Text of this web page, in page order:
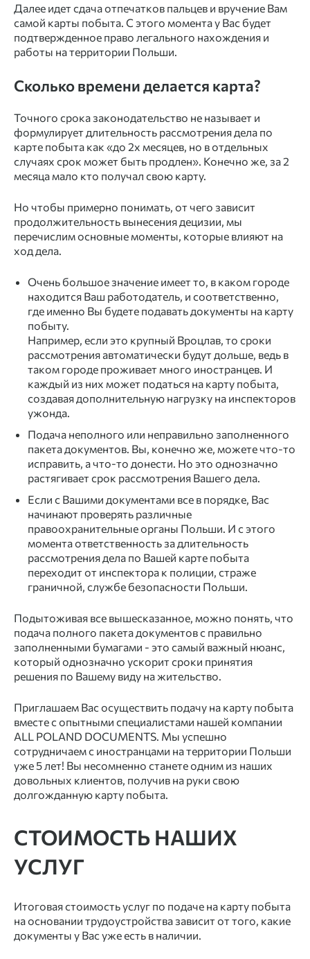
Далее идет сдача отпечатков пальцев и вручение Вам
самой карты побыта. С этого момента у Вас будет
подтвержденное право легального нахождения и
работы на территории Польши.
Сколько времени делается карта?
Точного срока законодательство не называет и
формулирует длительность рассмотрения дела по
карте побыта как «до 2х месяцев, но в отдельных
случаях срок может быть продлен». Конечно же, за 2
месяца мало кто получал свою карту.
Но чтобы примерно понимать, от чего зависит
продолжительность вынесения децизии, мы
перечислим основные моменты, которые влияют на
ход дела.
Очень большое значение имеет то, в каком городе
находится Ваш работодатель, и соответственно,
где именно Вы будете подавать документы на карту
побыту.
Например, если это крупный Вроцлав, то сроки
рассмотрения автоматически будут дольше, ведь в
таком городе проживает много иностранцев. И
каждый из них может податься на карту побыта,
создавая дополнительную нагрузку на инспекторов
ужонда.
Подача неполного или неправильно заполненного
пакета документов. Вы, конечно же, можете что-то
исправить, а что-то донести. Но это однозначно
растягивает срок рассмотрения Вашего дела.
Если с Вашими документами все в порядке, Вас
начинают проверять различные
правоохранительные органы Польши. И с этого
момента ответственность за длительность
рассмотрения дела по Вашей карте побыта
переходит от инспектора к полиции, страже
граничной, службе безопасности Польши.
Подытоживая все вышесказанное, можно понять, что
подача полного пакета документов с правильно
заполненными бумагами - это самый важный нюанс,
который однозначно ускорит сроки принятия
решения по Вашему виду на жительство.
Приглашаем Вас осуществить подачу на карту побыта
вместе с опытными специалистами нашей компании
ALL POLAND DOCUMENTS. Мы успешно
сотрудничаем с иностранцами на территории Польши
уже 5 лет! Вы несомненно станете одним из наших
довольных клиентов, получив на руки свою
долгожданную карту побыта.
СТОИМОСТЬ НАШИХ
УСЛУГ
Итоговая стоимость услуг по подаче на карту побыта
на основании трудоустройства зависит от того, какие
документы у Вас уже есть в наличии.